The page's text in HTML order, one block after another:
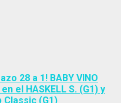
28 a 1! BABY VINO
el HASKELL S. (G1) y
Classic (G1)